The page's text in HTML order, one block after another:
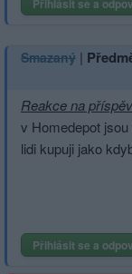
Přihlásit se a
Smazaný |
Reakce na
v Homedepot
lidi kupuji jako
Přihlásit se a